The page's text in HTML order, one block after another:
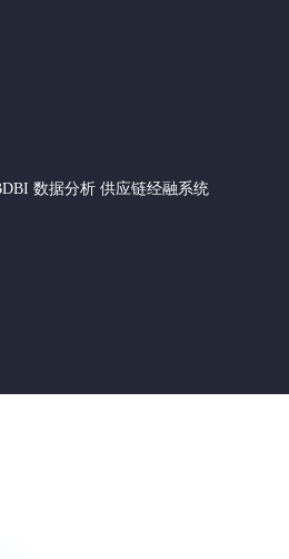
数据分析 供应链经融系统